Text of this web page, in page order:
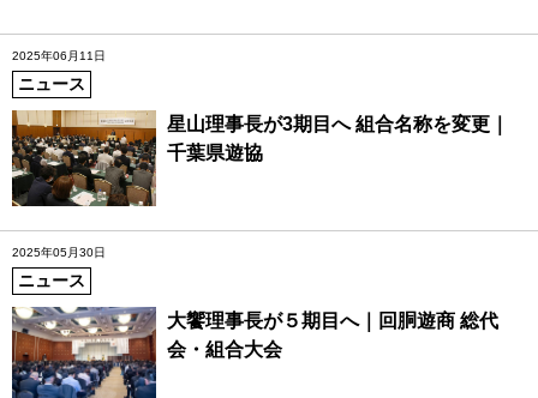
2025年06月11日
ニュース
星山理事長が3期目へ 組合名称を変更｜
千葉県遊協
2025年05月30日
ニュース
大饗理事長が５期目へ｜回胴遊商 総代
会・組合大会